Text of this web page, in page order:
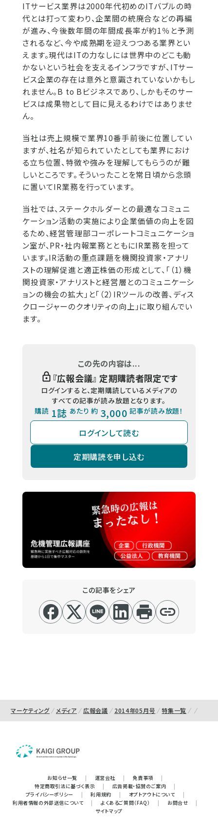
ITサービス業界は2000年代初めのITバブルの時
代とは打って変わり、企業間の統廃合などの再編
が進み、今後数年間の年間成長率が約1％と予測
されるなど、今や成熟期を迎えつつある業界とい
えます。現代はITの力なしには世界中のどこも動
かないという社会を支えるインフラですが、ITサー
ビス企業の存在は意外と意識されていないかもし
れません。B to Bビジネスであり、しかもそのサー
ビスは成果物として目に見えるわけではありませ
ん。
当社は売上規模で業界10番手前後に位置してい
ますが、社名が知られていたとしても業界におけ
る立ち位置、特徴や強みを理解してもらうのが難
しいところです。そういったことを常日頃から念頭
に置いてIR業務を行っています。
当社では、ステークホルダーとの最適なコミュニ
ケーション活動の実施により企業価値の向上を図
るため、経営管理部コーポレートコミュニケーショ
ン室が、PR・社内報業務とともにIR業務を担って
います。IR活動の重点課題を機関投資家・アナリ
ストの理解促進と適正株価の形成として、「（1）機
関投資家・アナリストと経営層とのコミュニケーシ
ョンの機会の拡大」と「（2）IRツールの改善、ディス
クロージャーのクオリティの向上」に取り組んでい
ます。
この先の内容は...
『広報会議』 定期購読者限定です
ログインすると、定期購読しているメディアの
すべての記事が読み放題となります。
購読 1誌 あたり 約 3,000 記事が読み放題！
ログインして読む
定期購読を申し込む
この記事をシェア
マーケティング メディア 広報会議 2014年05月号 特集一覧
お知らせ一覧 | 運営会社 | 免責事項
|
特定商取引法に基づく表示
| 広告掲載・協賛のご案内
|
プライバシーポリシー
| 利用規約 | オプトアウトについて
|
利用者情報の外部送信について
| よくあるご質問（FAQ） | お問合せ
|
サイトマップ